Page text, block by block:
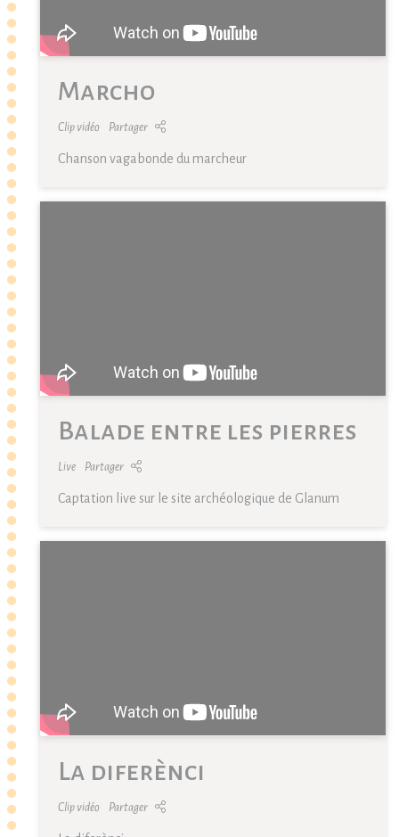
Marcho
Clip vidéo Partager
Chanson vagabonde du marcheur
Balade entre les pierres
Live Partager
Captation live sur le site archéologique de Glanum
La diferènci
Clip vidéo Partager